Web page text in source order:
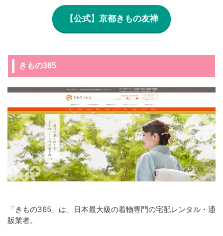
【公式】京都きもの友禅
きもの365
「きもの365」は、日本最大級の着物専門の宅配レンタル・通
販業者。